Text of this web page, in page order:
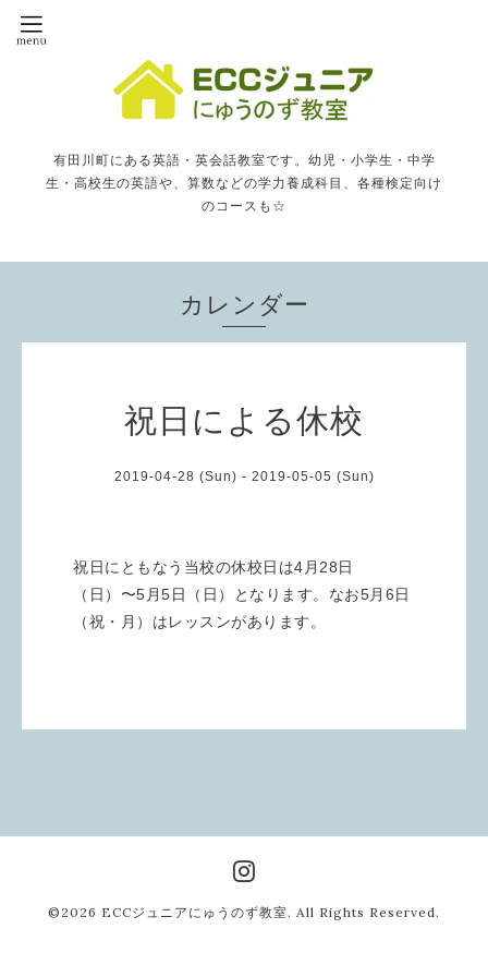
有田川町にある英語・英会話教室です。幼児・小学生・中学
生・高校生の英語や、算数などの学力養成科目、各種検定向け
のコースも☆
カレンダー
祝日による休校
2019-04-28 (Sun) - 2019-05-05 (Sun)
祝日にともなう当校の休校日は4月28日
（日）〜5月5日（日）となります。なお5月6日
（祝・月）はレッスンがあります。
©2026 ECCジュニアにゅうのず教室. All Rights Reserved.